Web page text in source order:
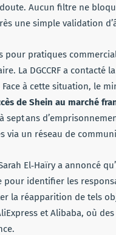
Aucun filtre ne
une simple validation
pour pratiques
La DGCCRF a
à cette situation, le
de Shein au marché
sept ans
via un réseau de
El‑Haïry a annoncé
pour identifier les
la réapparition de tels
et Alibaba, où